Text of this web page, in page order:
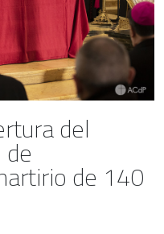
del
de 140